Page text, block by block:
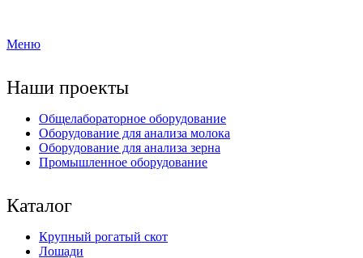
Меню
Наши проекты
Общелабораторное оборудование
Оборудование для анализа молока
Оборудование для анализа зерна
Промышленное оборудование
Каталог
Крупный рогатый скот
Лошади